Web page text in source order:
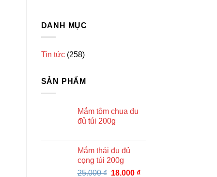
DANH MỤC
Tin tức(258)
SẢN PHẨM
Mắm tôm chua đu
đủ túi 200g
Mắm thái đu đủ
cọng túi 200g
25.000₫ Giá
18.000 ₫Giá